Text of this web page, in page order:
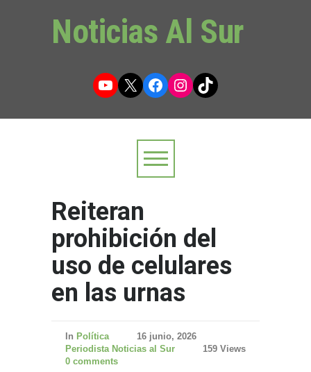
Noticias Al Sur
YouTube
X Facebook
Instagram
TikTok
Reiteran
prohibición del
uso de celulares
en las urnas
In Política
16 junio, 2026
Periodista Noticias al Sur
159 Views
0 comments